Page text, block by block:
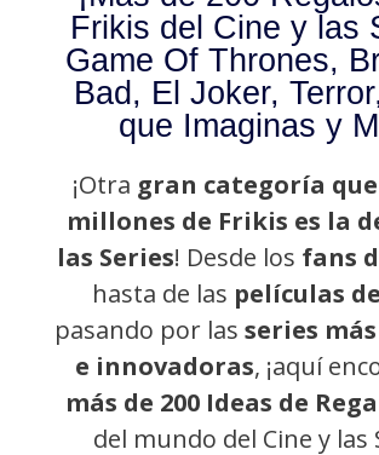
Frikis del Cine y las
Game Of Thrones,
Bad, El Joker,
que Imaginas y
¡Otra gran categoría
millones de Frikis es la
las Series! Desde los fans
hasta de las películas
pasando por las series
e innovadoras, ¡aquí
más de 200 Ideas de
del mundo del Cine y las